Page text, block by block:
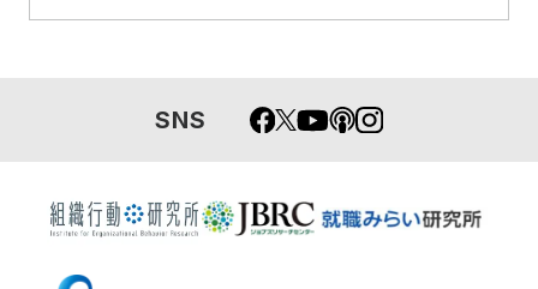
SNS